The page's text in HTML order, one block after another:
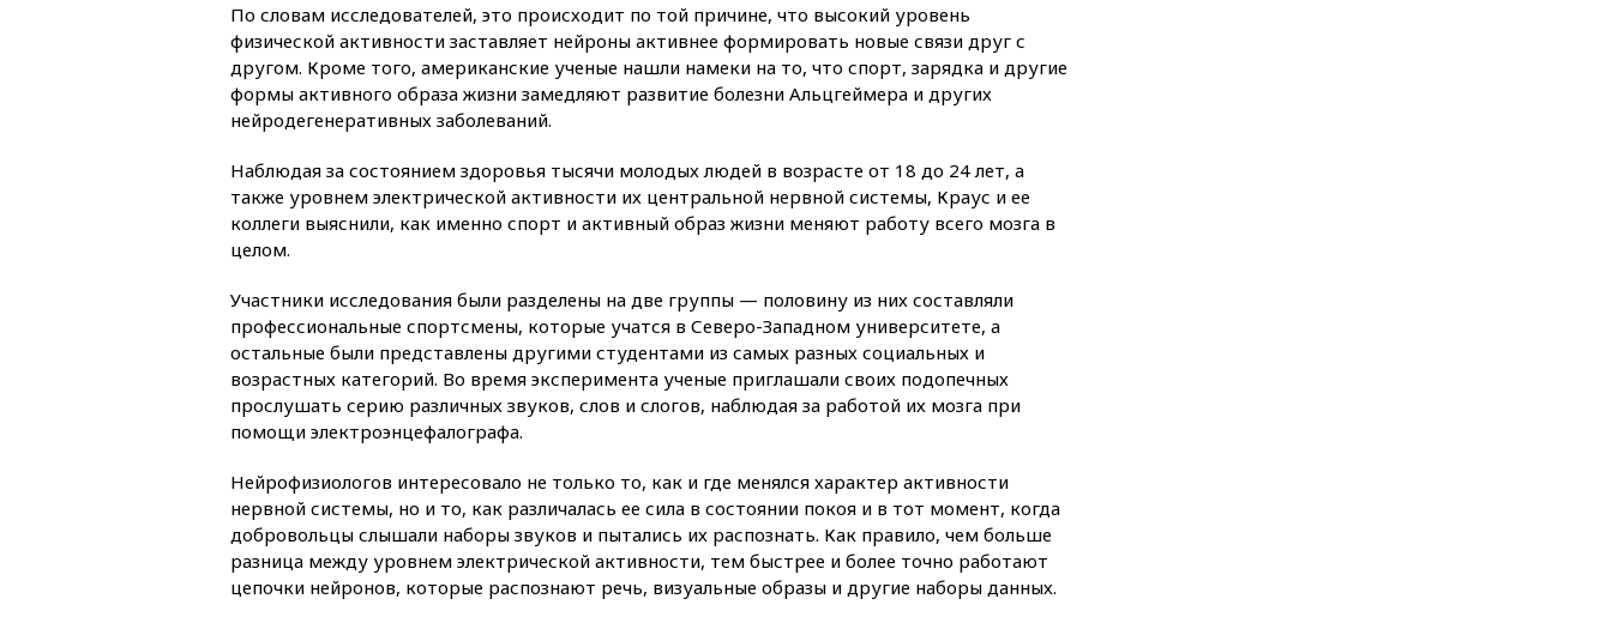
намерен сокращать перечень
товаров для параллельного
импорта
14:14Роспотребнадзор
14:09Глава Тувы включил
сенатора Нарусову в список
кандидатов в Совфед
партнерских хабов
13:53 Сенаторы Аргентины
одобрили скандальный
законопроект о частной
собственности
крайне низкого уровня
13:16 «Родина» просит
Верховный суд снять «Яблоко»
с выборов
13:11Путин обсудил с
По словам исследователей, это происходит по той причине, что высокий уровень
физической активности заставляет нейроны активнее формировать новые связи друг с
другом. Кроме того, американские ученые нашли намеки на то, что спорт, зарядка и другие
формы активного образа жизни замедляют развитие болезни Альцгеймера и других
нейродегенеративных заболеваний.
Наблюдая за состоянием здоровья тысячи молодых людей в возрасте от 18 до 24 лет, а
также уровнем электрической активности их центральной нервной системы, Краус и ее
коллеги выяснили, как именно спорт и активный образ жизни меняют работу всего мозга в
целом.
Участники исследования были разделены на две группы — половину из них составляли
профессиональные спортсмены, которые учатся в Северо-Западном университете, а
остальные были представлены другими студентами из самых разных социальных и
возрастных категорий. Во время эксперимента ученые приглашали своих подопечных
прослушать серию различных звуков, слов и слогов, наблюдая за работой их мозга при
помощи электроэнцефалографа.
Нейрофизиологов интересовало не только то, как и где менялся характер активности
нервной системы, но и то, как различалась ее сила в состоянии покоя и в тот момент, когда
добровольцы слышали наборы звуков и пытались их распознать. Как правило, чем больше
разница между уровнем электрической активности, тем быстрее и более точно работают
цепочки нейронов, которые распознают речь, визуальные образы и другие наборы данных.